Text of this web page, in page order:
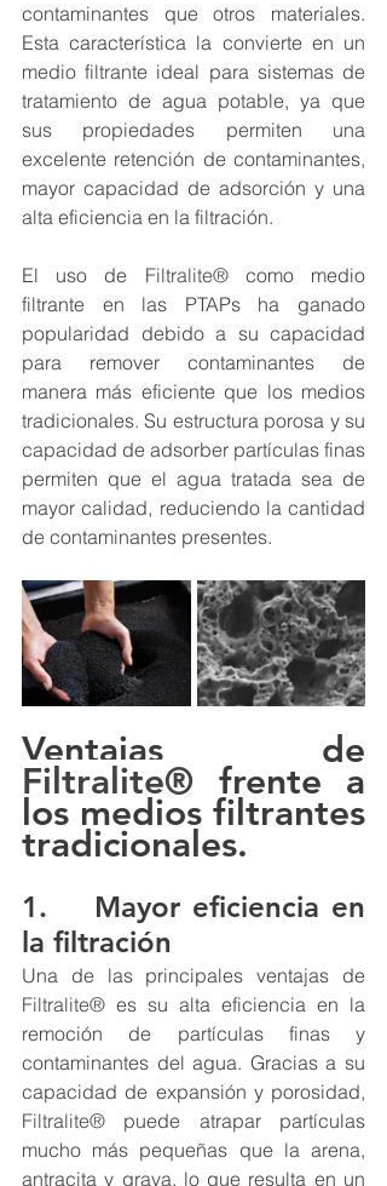
contaminantes que otros materiales.
Esta característica la convierte en un
medio filtrante ideal para sistemas de
tratamiento de agua potable, ya que
sus propiedades permiten una
excelente retención de contaminantes,
mayor capacidad de adsorción y una
alta eficiencia en la filtración.
El uso de Filtralite® como medio
filtrante en las PTAPs ha ganado
popularidad debido a su capacidad
para remover contaminantes de
manera más eficiente que los medios
tradicionales. Su estructura porosa y su
capacidad de adsorber partículas finas
permiten que el agua tratada sea de
mayor calidad, reduciendo la cantidad
de contaminantes presentes.
Filtralite® frente a
los medios filtrantes
tradicionales.
1.    Mayor eficiencia en
la filtración
Filtralite® es su alta eficiencia en la
remoción de partículas finas y
contaminantes del agua. Gracias a su
Filtralite® puede atrapar partículas
mucho más pequeñas que la arena,
antracita y grava, lo que resulta en un